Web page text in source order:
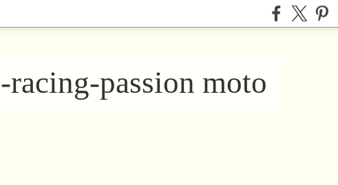
passion moto